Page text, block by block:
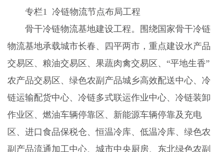
专栏1
冷链物流节点布局工程
骨干冷链物流基地建设工程。围绕国家骨干冷链
物流基地承载城市长春、四平两市，重点建设水产品
交易区、粮油交易区、果蔬肉禽交易区、“平地生香”
农产品交易区、绿色农副产品城乡高效配送中心、冷
链运输配货中心、冷链多式联运作业中心、冷链装卸
作业区、燃油车辆停靠区、新能源车辆停靠及充电
区、进口食品保税仓、恒温冷库、低温冷库、绿色农
副产品流通加工中心、城市中央厨房、东北绿色农副